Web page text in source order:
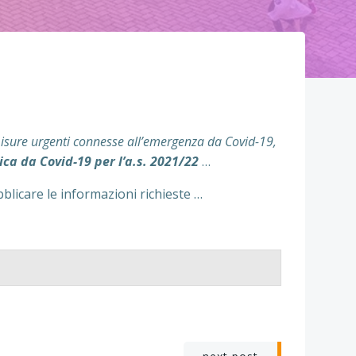
urgenti connesse all’emergenza da Covid-19,
da Covid-19 per l’a.s. 2021/22…
le informazioni richieste …